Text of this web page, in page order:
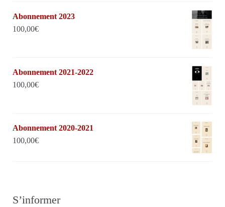
Abonnement 2023
100,00€
Abonnement 2021-2022
100,00€
Abonnement 2020-2021
100,00€
S’informer